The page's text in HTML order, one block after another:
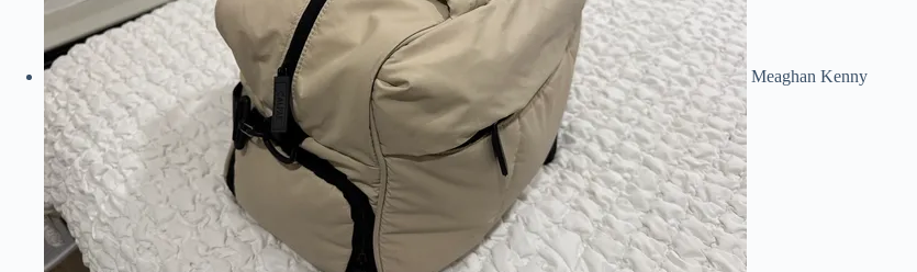
Meaghan Kenny